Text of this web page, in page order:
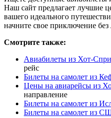
Наш сайт предлагает лучшие
вашего идеального
начните свое приключение
Смотрите также:
Авиабилеты из Хот-
рейс
Билеты на самолет из
Цены на авиарейсы из
направление
Билеты на самолет из
Билеты на самолет из